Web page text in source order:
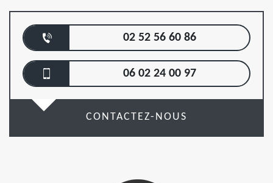
02 52 56 60 86
06 02 24 00 97
CONTACTEZ-NOUS